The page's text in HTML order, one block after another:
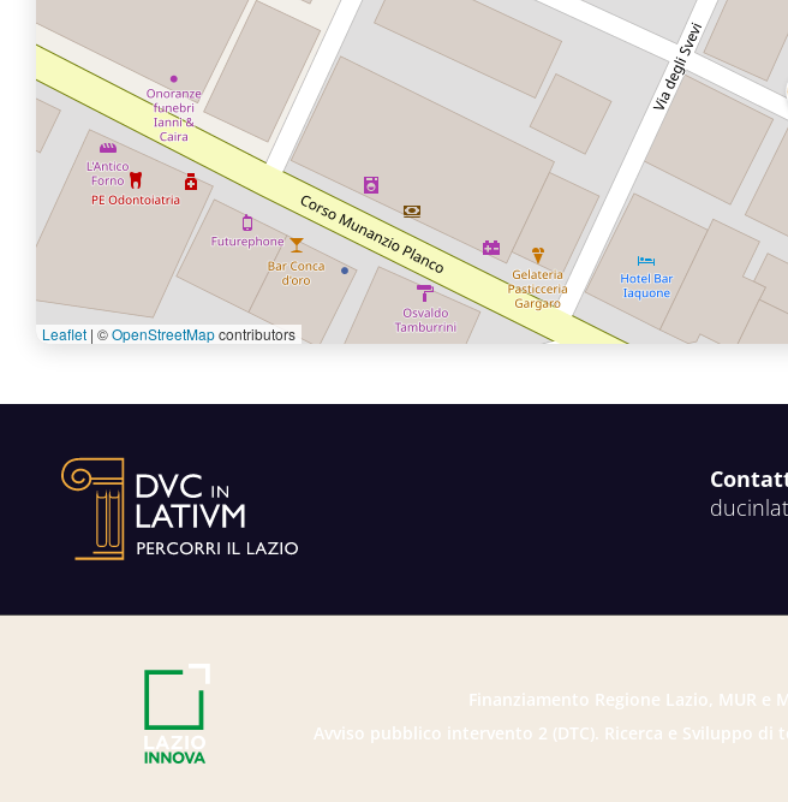
Leaflet | ©OpenStreetMapcontributors
Finanziamento Regione Lazio, MUR e
Avviso pubblico intervento 2 (DTC). Ricerca e Sviluppo